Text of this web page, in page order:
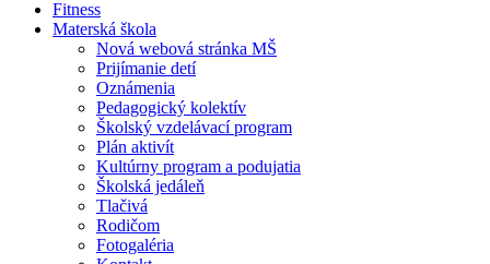
Fitness
Materská škola
Nová webová stránka MŠ
Prijímanie detí
Oznámenia
Pedagogický kolektív
Školský vzdelávací program
Plán aktivít
Kultúrny program a podujatia
Školská jedáleň
Tlačivá
Rodičom
Fotogaléria